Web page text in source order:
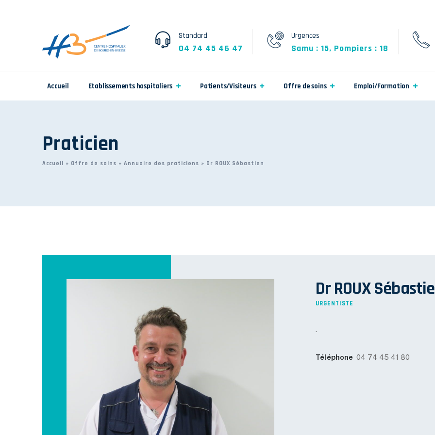
Standard
04 74 45 46 47
Urgences
Samu : 15, Pompiers : 18
Accueil Etablissements hospitaliers Patients/Visiteurs Offre de soins Emploi/Formation
Praticien
Accueil » Offre de soins » Annuaire des praticiens » Dr ROUX Sébastien
Dr ROUX
URGENTISTE
.
Téléphone 04 74 45 41 80